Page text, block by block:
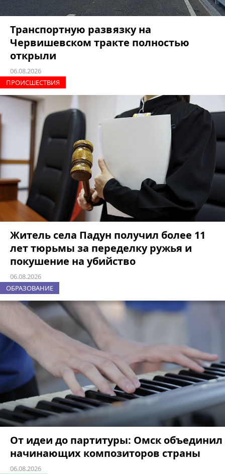
Транспортную развязку на
Червишевском тракте полностью
открыли
06.08.2026
ПРОИCШЕСТВИЯ
Житель села Падун получил более 11
лет тюрьмы за переделку ружья и
покушение на убийство
06.08.2026
ОБРАЗОВАНИЕ
От идеи до партитуры: Омск объединил
начинающих композиторов страны
06.08.2026